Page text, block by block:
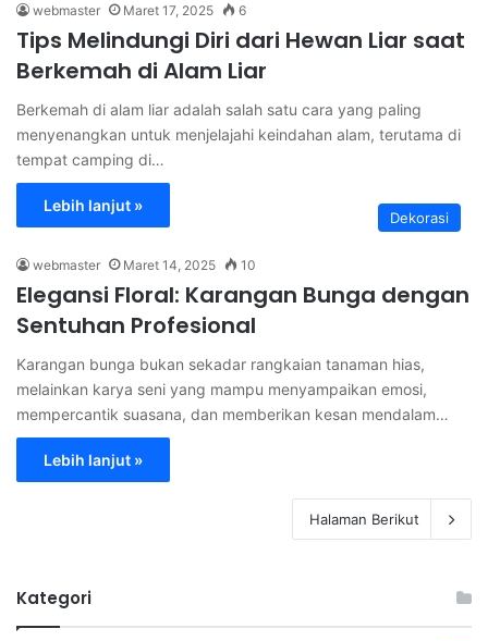
webmaster Maret 17, 2025 6
Tips Melindungi Diri dari Hewan Liar saat
Berkemah di Alam Liar
Berkemah di alam liar adalah salah satu cara yang paling
menyenangkan untuk menjelajahi keindahan alam, terutama di
tempat camping di…
Lebih lanjut »
Dekorasi
webmaster Maret 14, 2025 10
Elegansi Floral: Karangan Bunga dengan
Sentuhan Profesional
Karangan bunga bukan sekadar rangkaian tanaman hias,
melainkan karya seni yang mampu menyampaikan emosi,
mempercantik suasana, dan memberikan kesan mendalam…
Lebih lanjut »
Halaman Berikut
Kategori